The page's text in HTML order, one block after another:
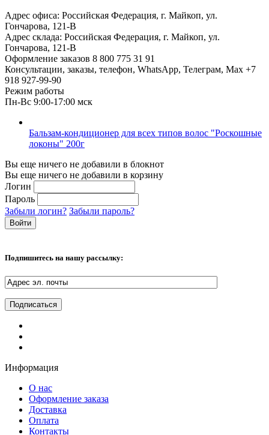
Адрес офиса: Российская Федерация, г. Майкоп, ул.
Гончарова, 121-В
Адрес склада: Российская Федерация, г. Майкоп, ул.
Гончарова, 121-В
Оформление заказов 8 800 775 31 91
Консультации, заказы, телефон, WhatsApp, Телеграм, Мах +7
918 927-99-90
Режим работы
Пн-Вс 9:00-17:00 мск
Бальзам-кондиционер для всех типов волос "Роскошные
локоны" 200г
Вы еще ничего не добавили в блокнот
Вы еще ничего не добавили в корзину
Логин
Пароль
Забыли логин? Забыли пароль?
Подпишитесь на нашу рассылку:
Информация
О нас
Оформление заказа
Доставка
Оплата
Контакты